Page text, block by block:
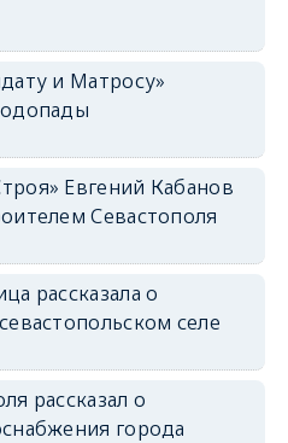
и Матросу»
Евгений Кабанов
Севастополя
рассказала о
селе
рассказал о
города